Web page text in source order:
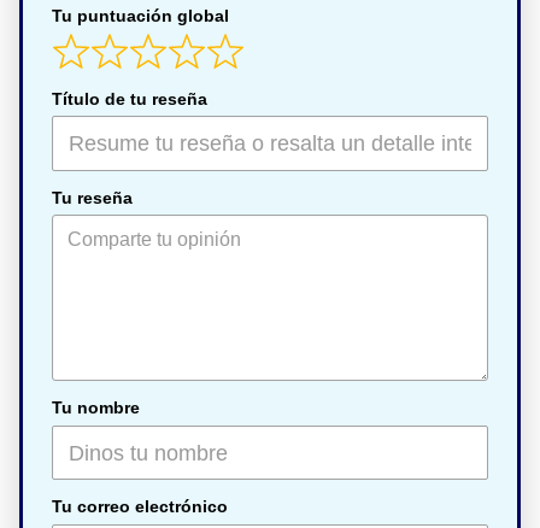
Tu puntuación global
Título de tu reseña
Tu reseña
Tu nombre
Tu correo electrónico